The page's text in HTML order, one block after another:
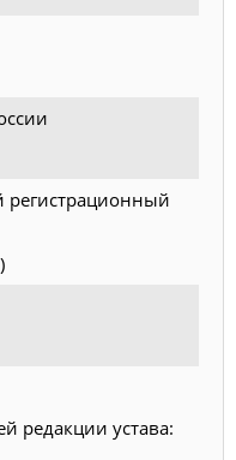
регистрационный
редакции устава: